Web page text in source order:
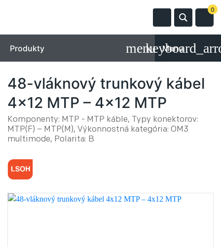
0
Produkty Menu
48-vláknový trunkový kábel
4x12 MTP – 4x12 MTP
Komponenty: MTP - MTP káble, Typy konektorov:
MTP(F) – MTP(M), Výkonnostná kategória: OM3
multimode, Polarita: B